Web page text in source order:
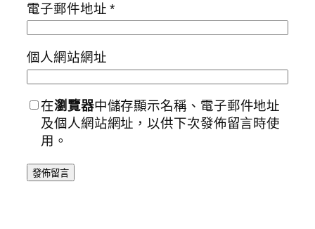
電子郵件地址*
個人網站網址
在瀏覽器中儲存顯示名稱、電子郵件地址
及個人網站網址，以供下次發佈留言時使
用。